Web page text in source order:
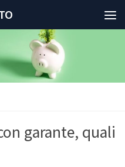
garante, quali